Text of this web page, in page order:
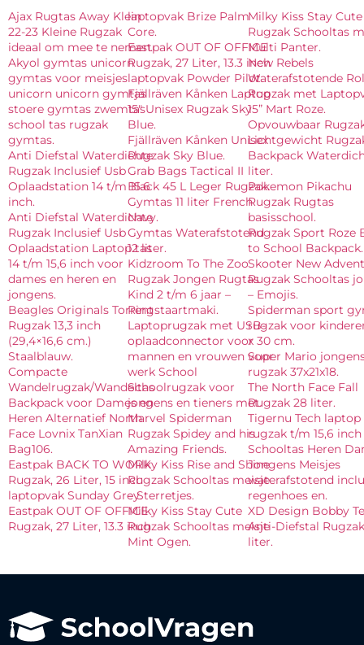
Ajax Rugtas Away Klein
22-23 Kleine Rugzak
ideaal om mee te nemen.
Akyol gymtas unicorn
gymtas voor meisjes
unicorn unicorn gymtas
stoere gymtas zwemtas
school tas rugzak
gymtas.
Anti Diefstal Waterdichte
Rugzak Inclusief Usb
Oplaadstation 14 t/m 15.6
inch.
Anti Diefstal Waterdichte
Rugzak Inclusief Usb
Oplaadstation Laptop tas
14 t/m 15,6 inch voor
dames en heren en
jongens.
Beagles Originals Torrent
Rugzak 13,3 inch
(29,4×16,6 cm.)
Staalblauw.
Compacte
Wandelrugzak/Wandeltas
Backpack voor Dames en
Heren Alternatief North
Face Lovnix TanXian
Bag106.
Eastpak BACK TO WORK
Rugzak, 26 Liter, 15 inch
laptopvak Sunday Grey.
Eastpak OUT OF OFFICE
Rugzak, 27 Liter, 13.3 inch
laptopvak Brize Palm
Core.
Eastpak OUT OF OFFICE
Rugzak, 27 Liter, 13.3 inch
laptopvak Powder Pilot.
Fjällräven Kånken Laptop
15″ Unisex Rugzak Sky
Blue.
Fjällräven Kånken Unisex
Rugzak Sky Blue.
Grab Bags Tactical II
Black 45 L Leger Rugzak.
Gymtas 11 liter French
Navy.
Gymtas Waterafstotend
12 liter.
Kidzroom To The Zoo
Rugzak Jongen Rugtas
Kind 2 t/m 6 jaar –
Ringstaartmaki.
Laptoprugzak met USB-
oplaadconnector voor
mannen en vrouwen voor
werk School
Schoolrugzak voor
jongens en tieners met.
Marvel Spiderman
Rugzak Spidey and his
Amazing Friends.
Milky Kiss Rise and Shine
Rugzak Schooltas meisje
– Sterretjes.
Milky Kiss Stay Cute
Rugzak Schooltas meisje
Mint Ogen.
Milky Kiss Stay Cute
Rugzak Schooltas
Multi Panter.
New Rebels
Waterafstotende
Rugzak met
15” Mart Roze.
Opvouwbaar
Lichtgewicht
Backpack
liter.
Pokemon Pikachu
Rugzak Rugtas
basisschool.
Rugzak Sport Roze
to School Backpack.
Skooter New
Rugzak Schooltas
– Emojis.
Spiderman sport
rugzak voor
x 30 cm.
Super Mario
rugzak 37x21x18.
The North Face Fall
Rugzak 28 liter.
Tigernu Tech laptop
rugzak t/m 15,6 inch
Schooltas Heren
Jongens Meisjes
waterafstotend
regenhoes en.
XD Design Bobby
Anti-Diefstal
liter.